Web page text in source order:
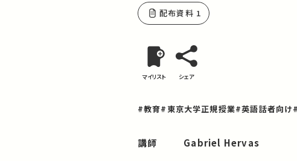
配布資料 1
マイリスト シェア
#教育#東京大学正規授業#英語話者向け
講師 Gabriel Hervas